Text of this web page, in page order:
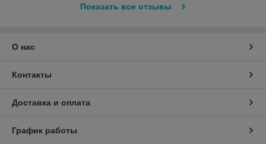
Показать все отзывы
О нас
Контакты
Доставка и оплата
График работы